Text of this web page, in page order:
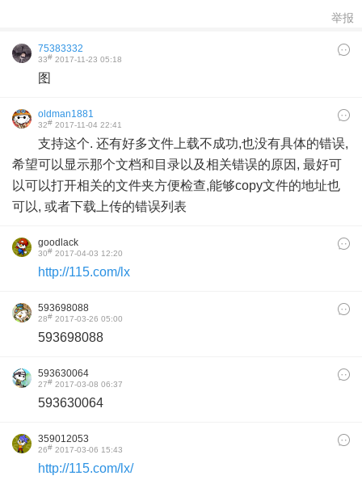
举报
75383332
33# 2017-11-23 05:18
图
oldman1881
32# 2017-11-04 22:41
支持这个. 还有好多文件上载不成功,也没有具体的错误,
希望可以显示那个文档和目录以及相关错误的原因, 最好可
以可以打开相关的文件夹方便检查,能够copy文件的地址也
可以, 或者下载上传的错误列表
goodlack
30# 2017-04-03 12:20
http://115.com/lx
593698088
28# 2017-03-26 05:00
593698088
593630064
27# 2017-03-08 06:37
593630064
359012053
26# 2017-03-06 15:43
http://115.com/lx/